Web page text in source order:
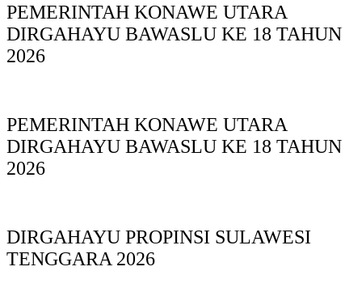
PEMERINTAH KONAWE UTARA
DIRGAHAYU BAWASLU KE 18 TAHUN
2026
PEMERINTAH KONAWE UTARA
DIRGAHAYU BAWASLU KE 18 TAHUN
2026
DIRGAHAYU PROPINSI SULAWESI
TENGGARA 2026